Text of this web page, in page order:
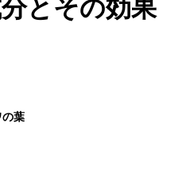
とその効果
の葉